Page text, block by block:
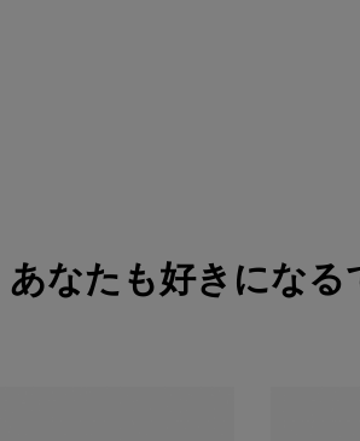
あなたも好きになる